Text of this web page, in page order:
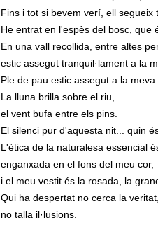
Fins i tot si bevem verí, ell segueix
He entrat en l'espès del bosc, que
En una vall recollida, entre altes
estic assegut tranquil·lament a la
Ple de pau estic assegut a la
La lluna brilla sobre el riu,
el vent bufa entre els pins.
El silenci pur d'aquesta nit... quin
L'ètica de la naturalesa essencial
enganxada en el fons del meu cor,
i el meu vestit és la rosada, la
Qui ha despertat no cerca la veritat,
no talla il·lusions.